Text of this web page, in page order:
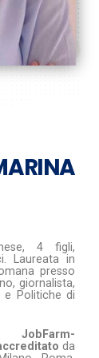
4 figli,
Laureata in
presso
giornalista,
e Politiche di
JobFarm-
editato da